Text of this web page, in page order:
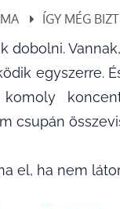
ÍGY MÉG
dobolni.
egyszerre.
komoly
csupán
el, ha nem